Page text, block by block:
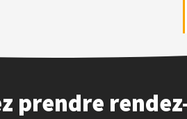
prendre